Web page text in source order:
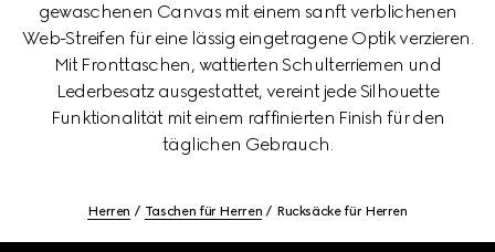
gewaschenen Canvas mit einem sanft verblichenen
Web-Streifen für eine lässig eingetragene Optik verzieren.
Mit Fronttaschen, wattierten Schulterriemen und
Lederbesatz ausgestattet, vereint jede Silhouette
Funktionalität mit einem raffinierten Finish für den
täglichen Gebrauch.
Herren Taschen für Herren Rucksäcke für Herren